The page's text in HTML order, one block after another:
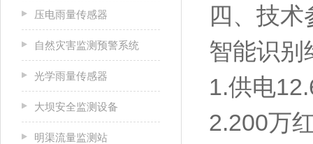
压电雨量传感器
自然灾害监测预警系统
光学雨量传感器
大坝安全监测设备
明渠流量监测站
四、技术
智能识别
1.供电
2.200万